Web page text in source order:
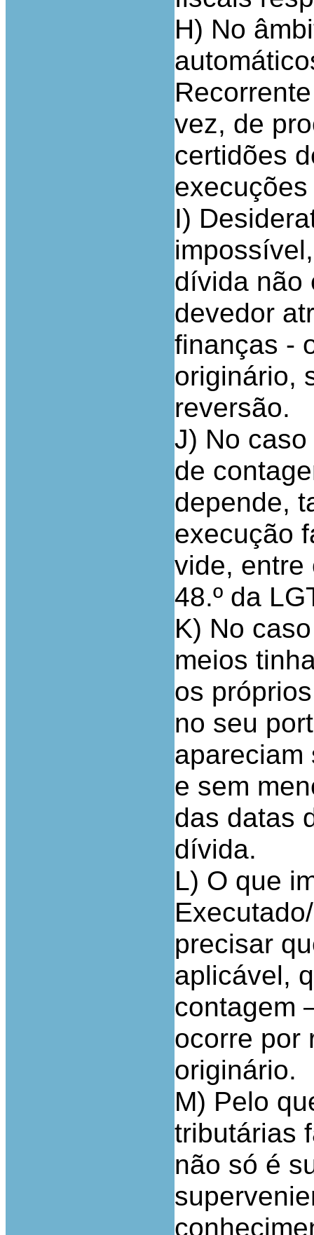
H) No
vez, de
certidões
I)
dívida não
devedor
finanças -
originário,
reversão.
J) No
de
depende,
execução
vide, entre
48.º da
K) No
meios
os
no seu
apareciam
e sem
das datas
dívida.
L) O que
precisar
aplicável,
contagem
ocorre por
originário.
M) Pelo
tributárias
não só é